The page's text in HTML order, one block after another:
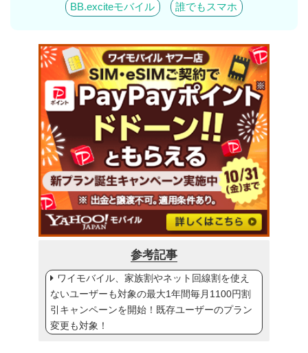
BB.exciteモバイル 誰でもスマホ
参考記事
ワイモバイル、家族割やネット回線割を使え
ないユーザーも対象の最大1年間毎月1100円割
引キャンペーンを開始！既存ユーザーのプラン
変更も対象！